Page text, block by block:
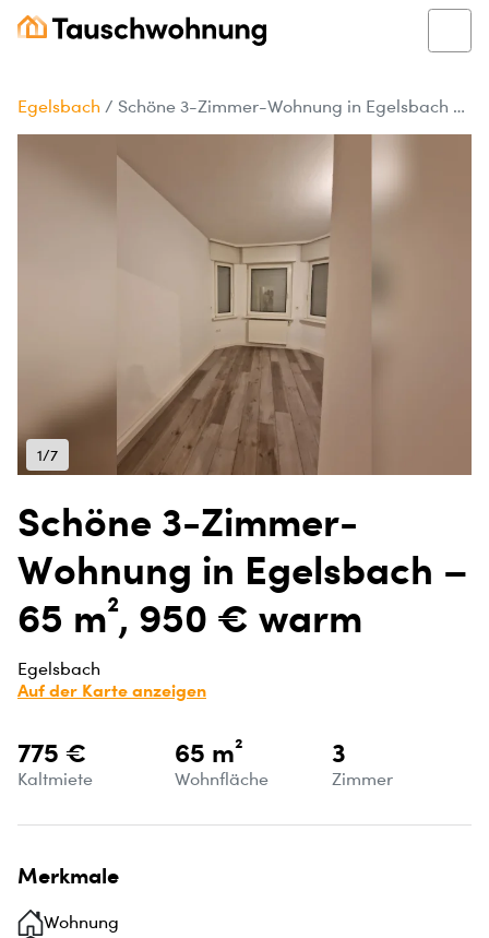
Egelsbach / Schöne 3-Zimmer-Wohnung in Egelsbach – 65 m², 950 € warm
1/7
Schöne 3-Zimmer-
Wohnung in Egelsbach –
65 m², 950 € warm
Egelsbach
Auf der Karte anzeigen
775 €
Kaltmiete
65 m²
Wohnfläche
3
Zimmer
Merkmale
Wohnung